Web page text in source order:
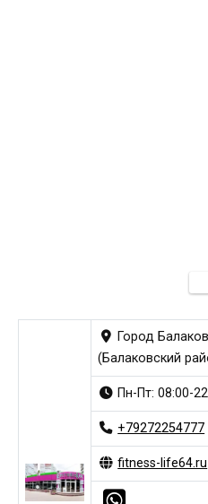
Город
(Балаковский
Пн-Пт: 08:00-
+79272254777
fitness-life64.ru